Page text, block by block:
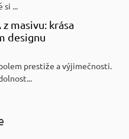
si ...
masivu: krása
designu
prestiže a výjimečnosti.